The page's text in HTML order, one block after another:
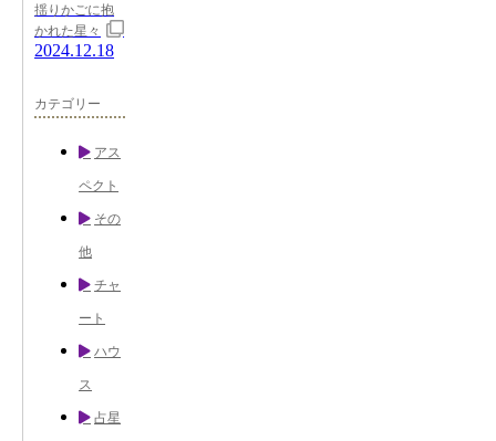
揺りかごに抱
かれた星々
2024.12.18
カテゴリー
アス
ペクト
その
他
チャ
ート
ハウ
ス
占星